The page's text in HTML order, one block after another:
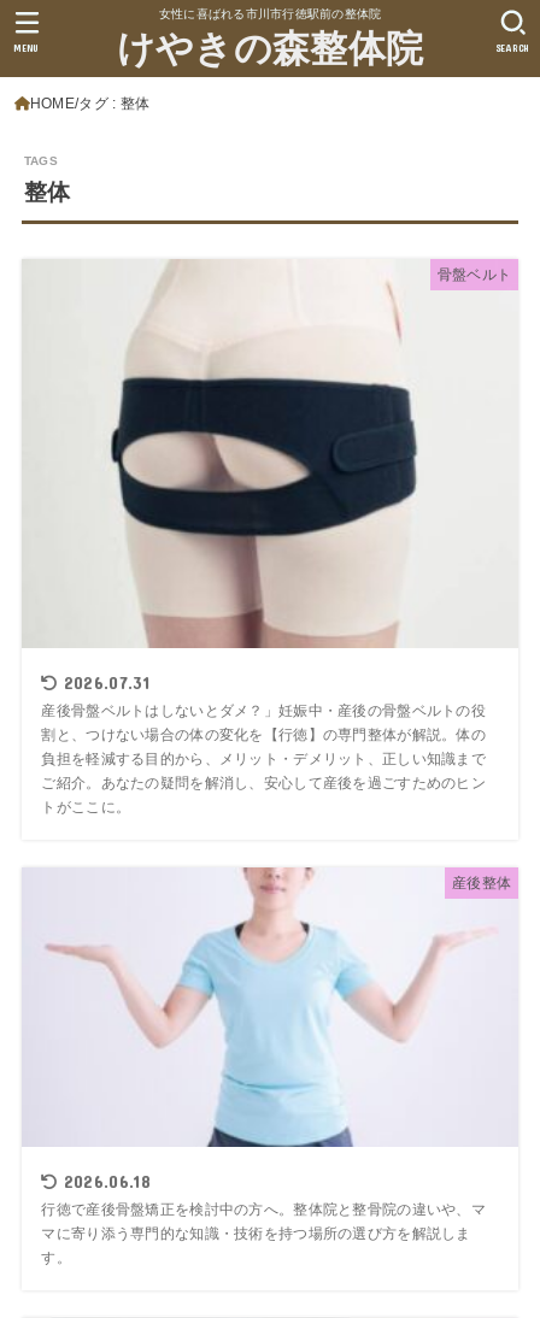
女性に喜ばれる市川市行徳駅前の整体院
けやきの森整体院 SEARCH
MENU
HOME タグ : 整体
整体
骨盤ベルト
2026.07.31
産後骨盤ベルトはしないとダメ？」妊娠中・産後の骨盤ベルトの役
割と、つけない場合の体の変化を【行徳】の専門整体が解説。体の
負担を軽減する目的から、メリット・デメリット、正しい知識まで
ご紹介。あなたの疑問を解消し、安心して産後を過ごすためのヒン
トがここに。
産後整体
2026.06.18
行徳で産後骨盤矯正を検討中の方へ。整体院と整骨院の違いや、マ
マに寄り添う専門的な知識・技術を持つ場所の選び方を解説しま
す。